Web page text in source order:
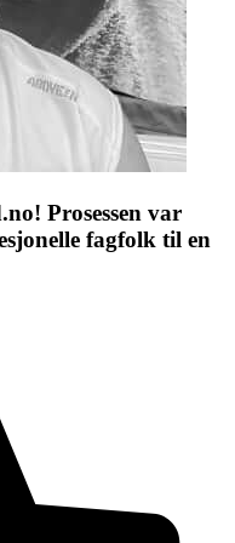
Prosessen var
fagfolk til en